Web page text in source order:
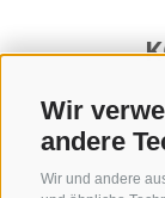
Wir
andere
Wir und andere